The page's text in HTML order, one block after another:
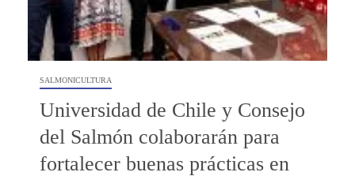
SALMONICULTURA
Universidad de Chile y Consejo
del Salmón colaborarán para
fortalecer buenas prácticas en